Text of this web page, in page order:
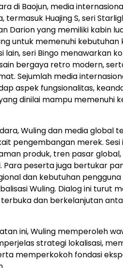
di Baojun, media
termasuk Huajing S, seri
Darion yang memiliki kabin
untuk memenuhi kebutuhan
lain, seri Bingo menawarkan
bergaya retro modern,
Sejumlah media
aspek fungsionalitas,
dinilai mampu memenuhi
Wuling dan media global
pengembangan merek.
produk, tren pasar
Para peserta juga bertukar
dan kebutuhan pengguna
Wuling. Dialog ini turut
dan berkelanjutan
ini, Wuling memperoleh
strategi lokalisasi,
memperkokoh fondasi